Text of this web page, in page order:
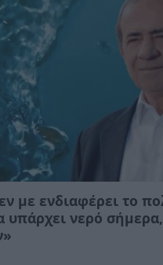
με ενδιαφέρει το
υπάρχει νερό